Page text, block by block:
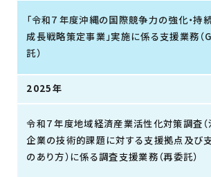
「令和７年度沖縄の国際競争力の強化・持
成長戦略策定事業」実施に係る支援業務（
託）
2025年
令和７年度地域経済産業活性化対策調査
企業の技術的課題に対する支援拠点及び
のあり方）に係る調査支援業務（再委託）